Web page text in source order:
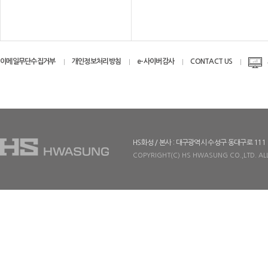
이메일무단수집거부 개인정보처리방침 e-사이버감사 CONTACT US
HS화성 / 본사 : 대구광역시 수성구 동대구로 111
COPYRIGHT(C) HS HWASUNG CO.,LTD.